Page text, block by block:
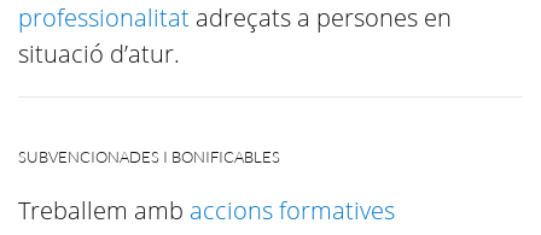
professionalitat adreçats a persones en
situació d’atur.
SUBVENCIONADES I BONIFICABLES
Treballem amb accions formatives